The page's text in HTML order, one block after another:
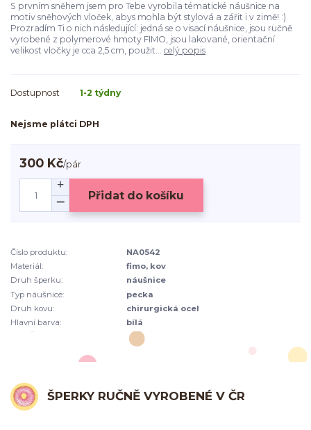
S prvním sněhem jsem pro Tebe vyrobila tématické náušnice na
motiv sněhových vloček, abys mohla být stylová a zářit i v zimě! :)
Prozradím Ti o nich následující: jedná se o visací náušnice, jsou ručně
vyrobené z polymerové hmoty FIMO, jsou lakované, orientační
velikost vločky je cca 2,5 cm, použit... celý popis
Dostupnost 1-2 týdny
Nejsme plátci DPH
300 Kč/pár
Přidat do košíku
Číslo produktu:
NA0542
Materiál:
fimo, kov
Druh šperku:
náušnice
Typ náušnice:
pecka
Druh kovu:
chirurgická ocel
Hlavní barva:
bílá
ŠPERKY RUČNĚ VYROBENÉ V ČR